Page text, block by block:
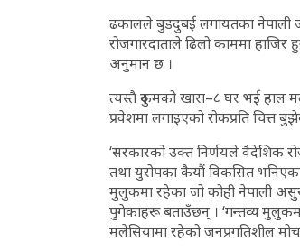
ढकालले बुडदुबई लगायतका नेपाली
रोजगारदाताले ढिलो काममा
अनुमान छ ।
त्यस्तै रुकुमको खारा–८ घर भई
प्रवेशमा लगाइएको रोकप्रति चित्त
‘सरकारको उक्त निर्णयले वैदेशिक
तथा युरोपका कैयौं विकसित
मुलुकमा रहेका जो कोही नेपाली
पुगेकाहरू बताउँछन् । ‘गन्तव्य
मलेसियामा रहेको जनप्रगतिशील